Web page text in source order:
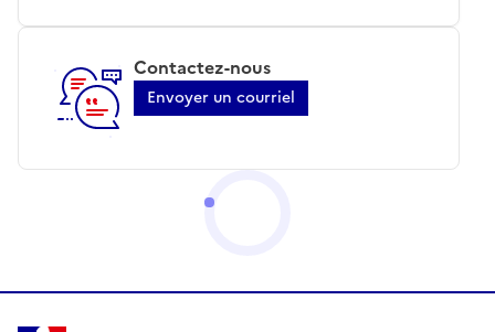
Contactez-nous
Envoyer un courriel